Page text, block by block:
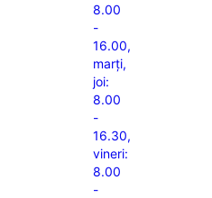
8.00
-
16.00,
marți,
joi:
8.00
-
16.30,
vineri:
8.00
-